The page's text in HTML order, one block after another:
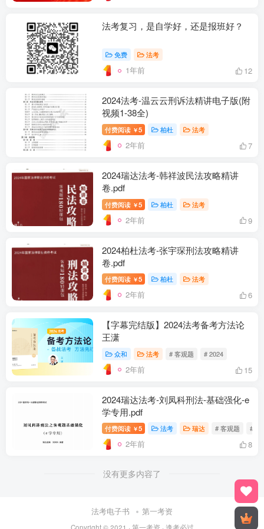
法考复习，是自学好，还是报班好？
免费 法考
1年前 12
2024法考-温云云刑诉法精讲电子版(附
视频1-38全)
付费阅读 ￥5 柏杜 法考
2年前 7
2024瑞达法考-韩祥波民法攻略精讲
卷.pdf
付费阅读 ￥5 柏杜 法考
2年前 9
2024柏杜法考-张宇琛刑法攻略精讲
卷.pdf
付费阅读 ￥5 柏杜 法考
2年前 6
【字幕完结版】2024法考备考方法论
王潇
众和 法考 # 客观题 # 2024
2年前 15
2024瑞达法考-刘凤科刑法-基础强化-e
学专用.pdf
付费阅读 ￥5 法考 瑞达 # 客观题 #
2年前 8
没有更多内容了
法考电子书 第一考资